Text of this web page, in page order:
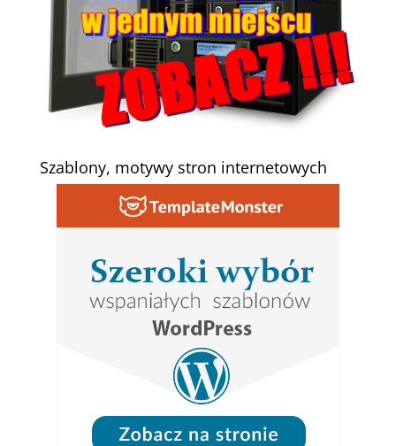
Szablony, motywy stron internetowych